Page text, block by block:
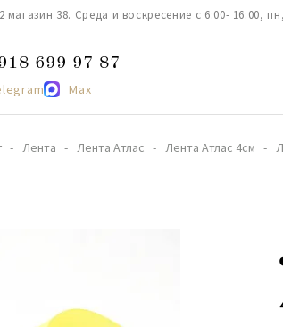
38. Среда и воскресение с 6:00- 16:00,
699 97 87
Max
Лента Лента Атлас Лента Атлас 4см